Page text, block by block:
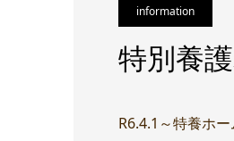
information
特別養
R6.4.1～特養ホ